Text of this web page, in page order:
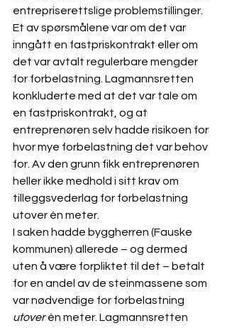
entrepriserettslige problemstillinger.
Et av spørsmålene var om det var
inngått en fastpriskontrakt eller om
det var avtalt regulerbare mengder
for forbelastning. Lagmannsretten
konkluderte med at det var tale om
en fastpriskontrakt, og at
entreprenøren selv hadde risikoen for
hvor mye forbelastning det var behov
for. Av den grunn fikk entreprenøren
heller ikke medhold i sitt krav om
tilleggsvederlag for forbelastning
utover én meter.
I saken hadde byggherren (Fauske
kommunen) allerede – og dermed
uten å være forpliktet til det – betalt
for en andel av de steinmassene som
var nødvendige for forbelastning
utover én meter. Lagmannsretten